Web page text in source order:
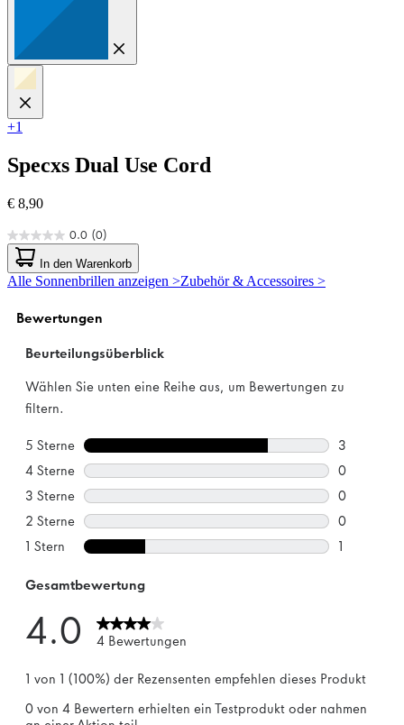
+1
Specxs Dual Use Cord
€ 8,90
0.0 (0)
0.0
von
5
Sternen.
In den Warenkorb
Alle Sonnenbrillen anzeigen >Zubehör & Accessoires >